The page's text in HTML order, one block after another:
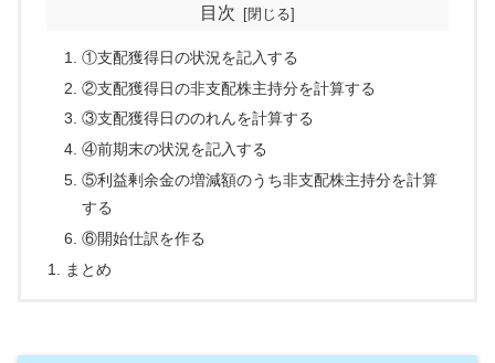
目次
①支配獲得日の状況を記入する
②支配獲得日の非支配株主持分を計算する
③支配獲得日ののれんを計算する
④前期末の状況を記入する
⑤利益剰余金の増減額のうち非支配株主持分を計算
する
⑥開始仕訳を作る
まとめ